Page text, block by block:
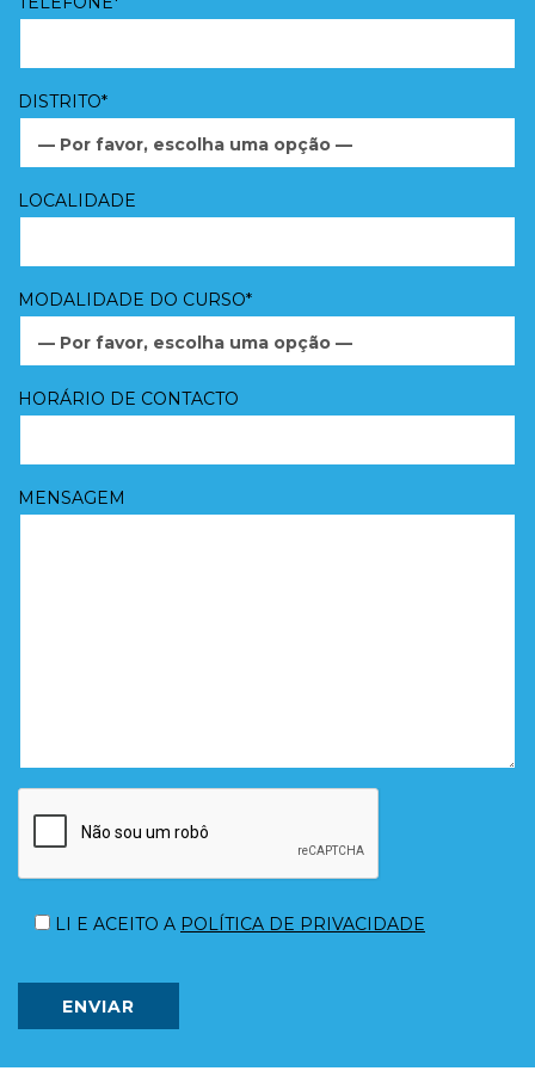
DISTRITO*
— Por favor, escolha uma opção —
LOCALIDADE
MODALIDADE DO CURSO*
— Por favor, escolha uma opção —
HORÁRIO DE CONTACTO
MENSAGEM
leave
empty.
LI E ACEITO A POLÍTICA DE PRIVACIDADE
ENVIAR